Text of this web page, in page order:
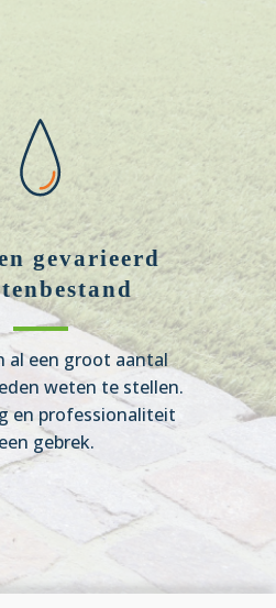
gevarieerd
al een groot aantal
weten te stellen.
en professionaliteit
gebrek.